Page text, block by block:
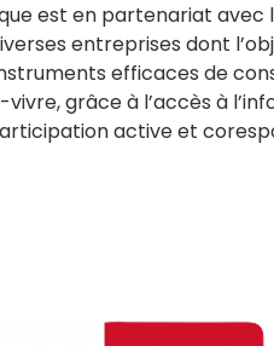
est en partenariat avec
entreprises dont
efficaces de
grâce à l’accès à
active et